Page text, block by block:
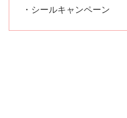
・シールキャンペーン